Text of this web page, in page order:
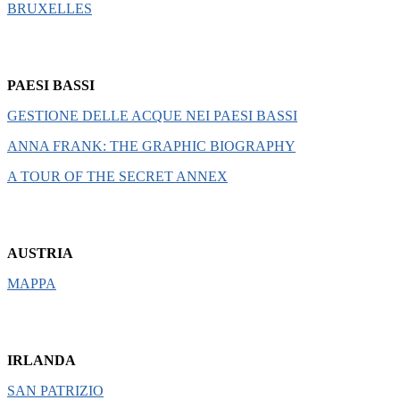
BRUXELLES
PAESI BASSI
GESTIONE DELLE ACQUE NEI PAESI BASSI
ANNA FRANK: THE GRAPHIC BIOGRAPHY
A TOUR OF THE SECRET ANNEX
AUSTRIA
MAPPA
IRLANDA
SAN PATRIZIO